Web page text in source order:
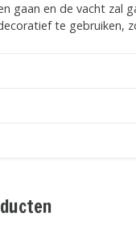
gaan en de vacht zal
te gebruiken,